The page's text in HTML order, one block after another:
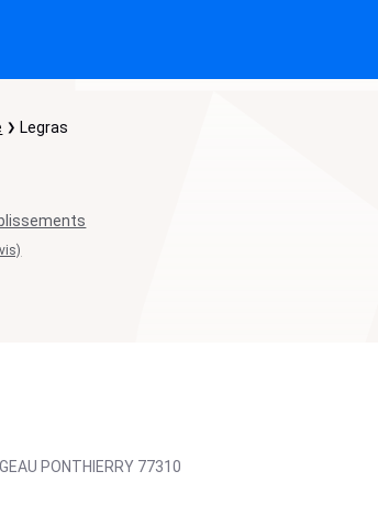
Legras
PONTHIERRY 77310